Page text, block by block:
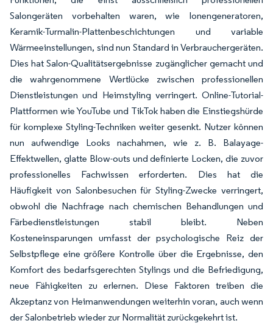
Salongeräten vorbehalten waren, wie Ionengeneratoren,
Keramik-Turmalin-Plattenbeschichtungen und variable
Wärmeeinstellungen, sind nun Standard in Verbrauchergeräten.
Dies hat Salon-Qualitätsergebnisse zugänglicher gemacht und
die wahrgenommene Wertlücke zwischen professionellen
Dienstleistungen und Heimstyling verringert. Online-Tutorial-
Plattformen wie YouTube und TikTok haben die Einstiegshürde
für komplexe Styling-Techniken weiter gesenkt. Nutzer können
nun aufwendige Looks nachahmen, wie z. B. Balayage-
Effektwellen, glatte Blow-outs und definierte Locken, die zuvor
professionelles Fachwissen erforderten. Dies hat die
Häufigkeit von Salonbesuchen für Styling-Zwecke verringert,
obwohl die Nachfrage nach chemischen Behandlungen und
Färbedienstleistungen stabil bleibt. Neben
Kosteneinsparungen umfasst der psychologische Reiz der
Selbstpflege eine größere Kontrolle über die Ergebnisse, den
Komfort des bedarfsgerechten Stylings und die Befriedigung,
neue Fähigkeiten zu erlernen. Diese Faktoren treiben die
Akzeptanz von Heimanwendungen weiterhin voran, auch wenn
der Salonbetrieb wieder zur Normalität zurückgekehrt ist.